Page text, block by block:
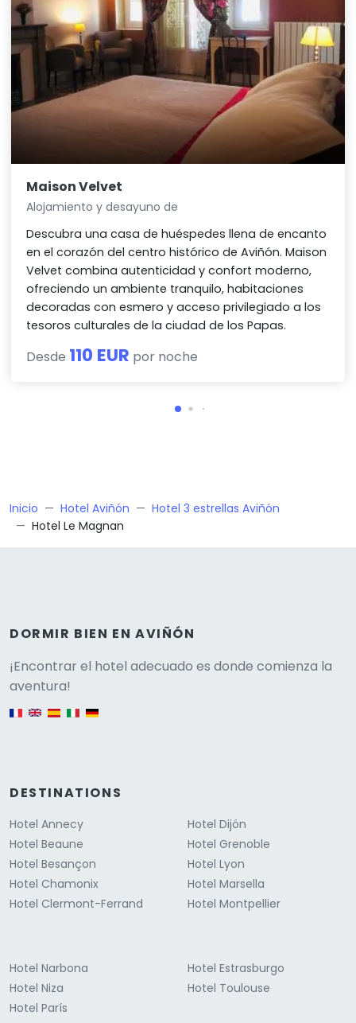
Maison Velvet
Alojamiento y desayuno de
Descubra una casa de huéspedes llena de encanto
en el corazón del centro histórico de Aviñón. Maison
Velvet combina autenticidad y confort moderno,
ofreciendo un ambiente tranquilo, habitaciones
decoradas con esmero y acceso privilegiado a los
tesoros culturales de la ciudad de los Papas.
Desde 110 EUR por noche
Inicio Hotel Aviñón
Hotel 3 estrellas Aviñón
Hotel Le Magnan
DORMIR BIEN EN AVIÑÓN
¡Encontrar el hotel adecuado es donde comienza la
aventura!
English version
DESTINATIONS
Hotel Annecy
Hotel Beaune
Hotel Besançon
Hotel Chamonix
Hotel Clermont-Ferrand
Hotel Dijón
Hotel Grenoble
Hotel Lyon
Hotel Marsella
Hotel Montpellier
Hotel Narbona
Hotel Niza
Hotel París
Hotel Estrasburgo
Hotel Toulouse